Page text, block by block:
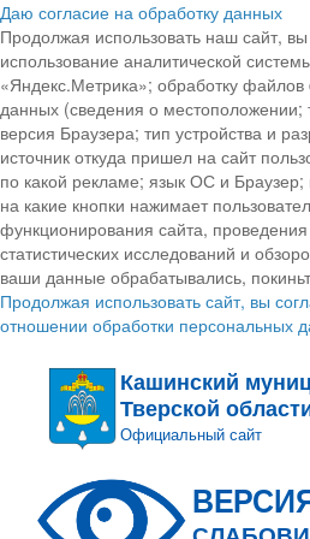
Даю согласие на обработку данных
Продолжая использовать наш сайт,
использование аналитической
«Яндекс.Метрика»; обработку файлов
данных (сведения о местоположении;
версия Браузера; тип устройства и
источник откуда пришел на сайт
по какой рекламе; язык ОС и Браузер;
на какие кнопки нажимает
функционирования сайта,
статистических исследований и
ваши данные обрабатывались,
Продолжая использовать сайт, вы
отношении обработки персональных